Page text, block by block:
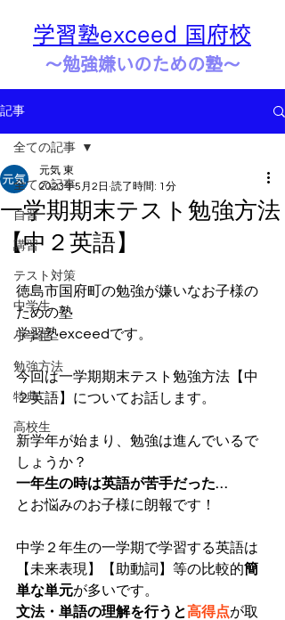
学習塾exceed 国府校
​​～勉強嫌いのための塾～
記事
全ての記事
自習
講習
テスト対策
中学生
小学生
勉強方法
特典
高校生
全ての記事
一学期期末テスト勉強方法
【中２英語】
元気 東
2023年5月2日 読了時間: 1分
徳島市国府町の勉強が嫌いなお子様の
ための塾
学習塾exceedです。
今回は一学期期末テスト勉強方法【中
２英語】についてお話します。
新学年が始まり、勉強は進んでいるで
しょうか？
一年生の時は英語が苦手だった…
とお悩みのお子様に朗報です！
中学２年生の一学期で学習する英語は
【未来表現】【助動詞】等の比較的簡
単な単元が多いです。
文法・単語の理解を行うと高得点が取